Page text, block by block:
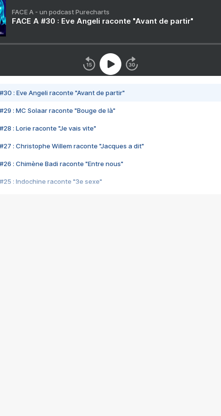
FACE A - un podcast Purecharts
FACE A #30 : Eve Angeli raconte "Avant de partir"
#30 : Eve Angeli raconte "Avant de partir"
#29 : MC Solaar raconte "Bouge de là"
#28 : Lorie raconte "Je vais vite"
#27 : Christophe Willem raconte "Jacques a dit"
#26 : Chimène Badi raconte "Entre nous"
#25 : Indochine raconte "3e sexe"